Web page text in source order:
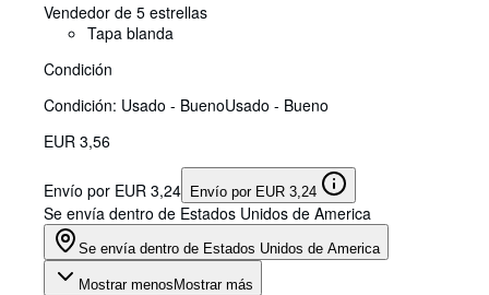
Vendedor de 5 estrellas
Tapa blanda
Condición
Condición: Usado - BuenoUsado - Bueno
EUR 3,56
Envío por EUR 3,24 Envío por EUR 3,24
Se envía dentro de Estados Unidos de America
Se envía dentro de Estados Unidos de America
Mostrar menos Mostrar más